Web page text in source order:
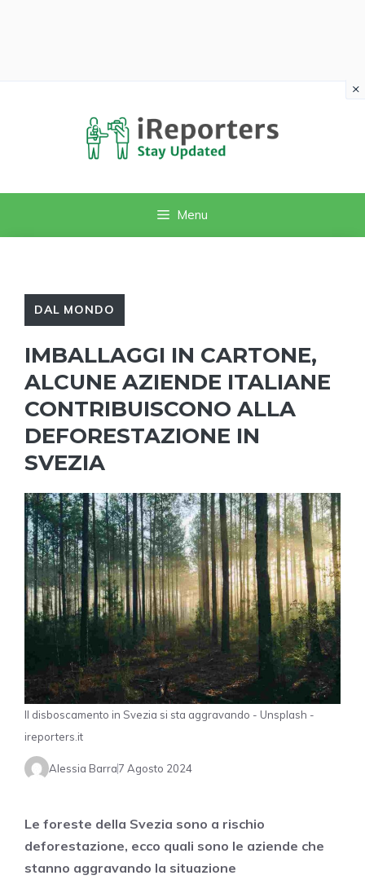
Menu
DAL MONDO
IMBALLAGGI IN CARTONE,
ALCUNE AZIENDE ITALIANE
CONTRIBUISCONO ALLA
DEFORESTAZIONE IN
SVEZIA
Il disboscamento in Svezia si sta aggravando - Unsplash -
ireporters.it
Alessia Barra7 Agosto 2024
Le foreste della Svezia sono a rischio
deforestazione, ecco quali sono le aziende che
stanno aggravando la situazione
×